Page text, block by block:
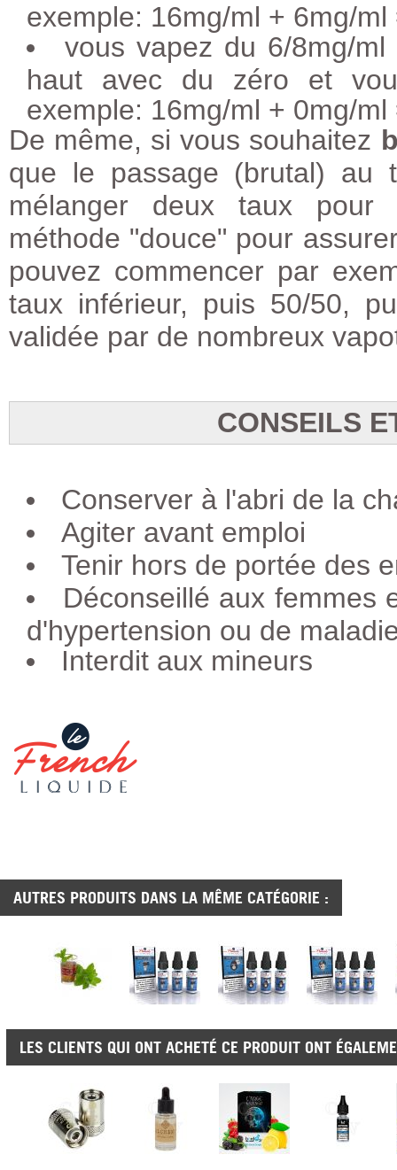
exemple: 16mg/ml + 6mg/
vous vapez du 6/8mg/
haut avec du zéro et
exemple: 16mg/ml + 0mg/
De même, si vous souhaitez
que le passage (brutal) au
mélanger deux taux pour
méthode "douce" pour
pouvez commencer par
taux inférieur, puis 50/50,
validée par de nombreux
CONSEILS
Conserver à l'abri de la
Agiter avant emploi
Tenir hors de portée des
Déconseillé aux femmes
d'hypertension ou de
Interdit aux mineurs
AUTRES PRODUITS DANS LA MÊME CATÉGORIE :
LES CLIENTS QUI ONT ACHETÉ CE PRODUIT ONT